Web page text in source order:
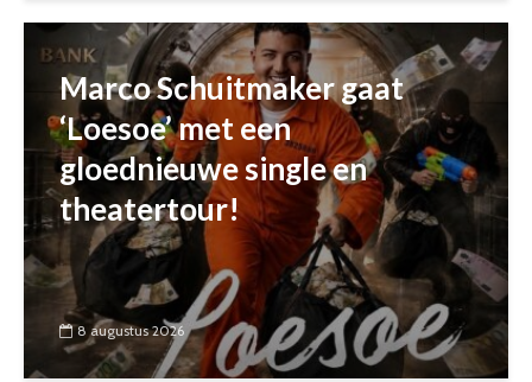
Marco Schuitmaker gaat
‘Loesoe’ met een
gloednieuwe single en
theatertour!
8 augustus 2026